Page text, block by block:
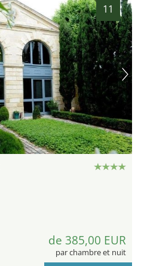
11
de 385,00 EUR
par chambre et nuit